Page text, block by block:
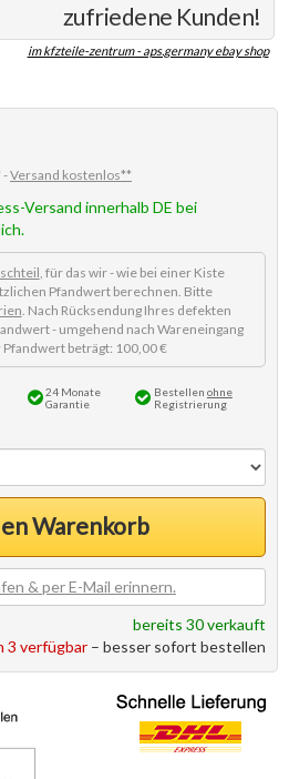
zufriedene Kunden!
im kfzteile-zentrum - aps.germany ebay shop
-Versand kostenlos**
Versand innerhalb DE bei
, für das wir - wie bei einer Kiste
Pfandwert berechnen. Bitte
. Nach Rücksendung Ihres defekten
- umgehend nach Wareneingang
beträgt: 100,00 €
24 Monate
Garantie
Bestellen ohne
Registrierung
Warenkorb
& per E-Mail erinnern.
bereits 30 verkauft
3 verfügbar – besser sofort bestellen